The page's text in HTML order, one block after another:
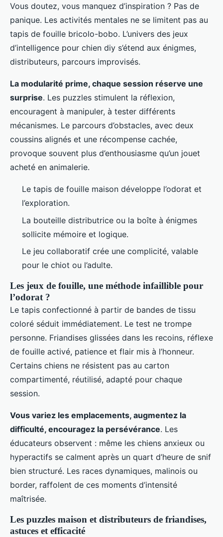
Vous doutez, vous manquez d’inspiration ? Pas de
panique. Les activités mentales ne se limitent pas au
tapis de fouille bricolo-bobo. L’univers des jeux
d’intelligence pour chien diy s’étend aux énigmes,
distributeurs, parcours improvisés.
La modularité prime, chaque session réserve une
surprise. Les puzzles stimulent la réflexion,
encouragent à manipuler, à tester différents
mécanismes. Le parcours d’obstacles, avec deux
coussins alignés et une récompense cachée,
provoque souvent plus d’enthousiasme qu’un jouet
acheté en animalerie.
Le tapis de fouille maison développe l’odorat et
l’exploration.
La bouteille distributrice ou la boîte à énigmes
sollicite mémoire et logique.
Le jeu collaboratif crée une complicité, valable
pour le chiot ou l’adulte.
Les jeux de fouille, une méthode infaillible pour
l’odorat ?
Le tapis confectionné à partir de bandes de tissu
coloré séduit immédiatement. Le test ne trompe
personne. Friandises glissées dans les recoins, réflexe
de fouille activé, patience et flair mis à l’honneur.
Certains chiens ne résistent pas au carton
compartimenté, réutilisé, adapté pour chaque
session.
Vous variez les emplacements, augmentez la
difficulté, encouragez la persévérance. Les
éducateurs observent : même les chiens anxieux ou
hyperactifs se calment après un quart d’heure de snif
bien structuré. Les races dynamiques, malinois ou
border, raffolent de ces moments d’intensité
maîtrisée.
Les puzzles maison et distributeurs de friandises,
astuces et efficacité